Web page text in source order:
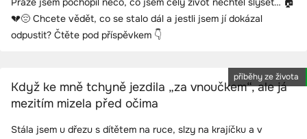
💔😔 Chcete vědět, co se stalo dál a jestli jsem jí dokázal
odpustit? Čtěte pod příspěvkem 👇
příběhy ze života
Když ke mně tchyně jezdila „za vnoučkem“, ale já
mezitím mizela před očima
Stála jsem u dřezu s dítětem na ruce, slzy na krajíčku a v